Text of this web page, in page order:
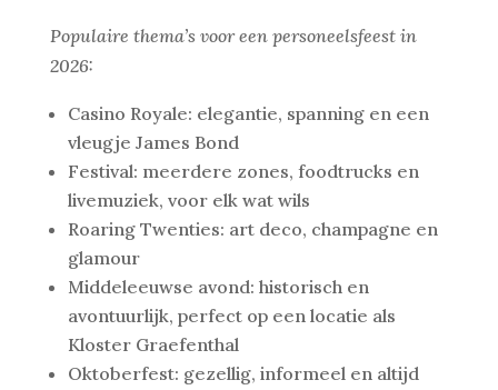
Populaire thema’s voor een personeelsfeest in
2026:
Casino Royale: elegantie, spanning en een
vleugje James Bond
Festival: meerdere zones, foodtrucks en
livemuziek, voor elk wat wils
Roaring Twenties: art deco, champagne en
glamour
Middeleeuwse avond: historisch en
avontuurlijk, perfect op een locatie als
Kloster Graefenthal
Oktoberfest: gezellig, informeel en altijd